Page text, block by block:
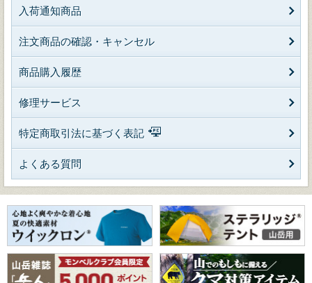
入荷通知商品
注文商品の確認・キャンセル
商品購入履歴
修理サービス
特定商取引法に基づく表記
よくある質問